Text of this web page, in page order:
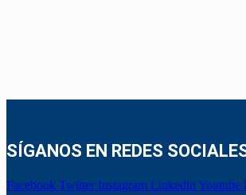
SÍGANOS EN REDES
Facebook Twitter Instagram Linkedin Youtube